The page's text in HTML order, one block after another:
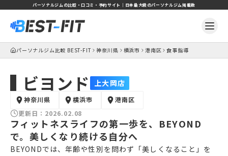
パーソナルジムの比較・口コミ・予約サイト｜日本最大級のパーソナルジム掲載数
パーソナルジム比較 BEST-FIT 神奈川県 横浜市 港南区 食事指導
ビヨンド 上大岡店
神奈川県 横浜市
港南区
更新日： 2026.02.08
フィットネスライフの第一歩を、BEYOND
で。美しくなり続ける自分へ
BEYONDでは、年齢や性別を問わず「美しくなること」を